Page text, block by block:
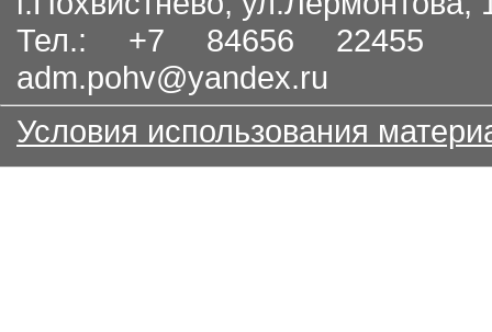
Тел.: +7 84656
adm.pohv@yandex.ru
Условия использования